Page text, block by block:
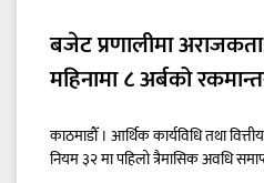
बजेट प्रणालीमा
महिनामा ८ अर्बको
काठमाडौँ । आर्थिक कार्यविधि तथा
नियम ३२ मा पहिलो त्रैमासिक अवधि